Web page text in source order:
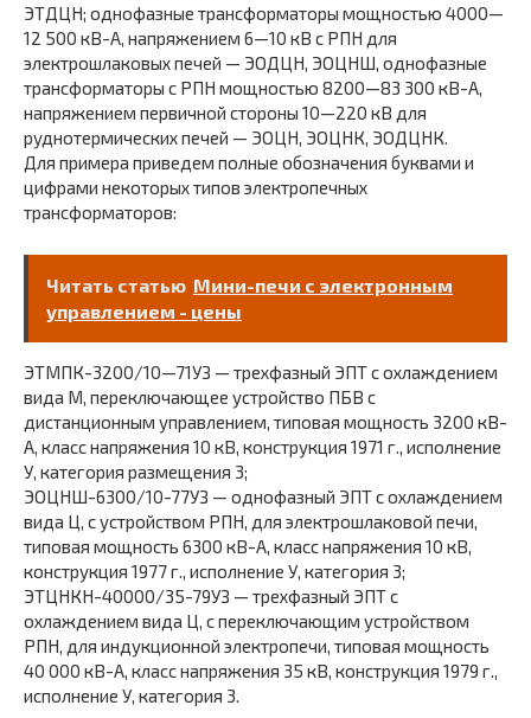
ЭТДЦН; однофазные трансформаторы мощностью 4000—
12 500 кВ-А, напряжением 6—10 кВ с РПН для
электрошлаковых печей — ЭОДЦН, ЭОЦНШ, однофазные
трансформаторы с РПН мощностью 8200—83 300 кВ-А,
напряжением первичной стороны 10—220 кВ для
руднотермических печей — ЭОЦН, ЭОЦНК, ЭОДЦНК.
Для примера приведем полные обозначения буквами и
цифрами некоторых типов электропечных
трансформаторов:
Читать статью Мини-печи с электронным
управлением - цены
ЭТМПК-3200/10—71УЗ — трехфазный ЭПТ с охлаждением
вида М, переключающее устройство ПБВ с
дистанционным управлением, типовая мощность 3200 кВ-
А, класс напряжения 10 кВ, конструкция 1971 г., исполнение
У, категория размещения 3;
ЭОЦНШ-6300/10-77УЗ — однофазный ЭПТ с охлаждением
вида Ц, с устройством РПН, для электрошлаковой печи,
типовая мощность 6300 кВ-А, класс напряжения 10 кВ,
конструкция 1977 г., исполнение У, категория 3;
ЭТЦНКН-40000/35-79УЗ — трехфазный ЭПТ с
охлаждением вида Ц, с переключающим устройством
РПН, для индукционной электропечи, типовая мощность
40 000 кВ-А, класс напряжения 35 кВ, конструкция 1979 г.,
исполнение У, категория 3.